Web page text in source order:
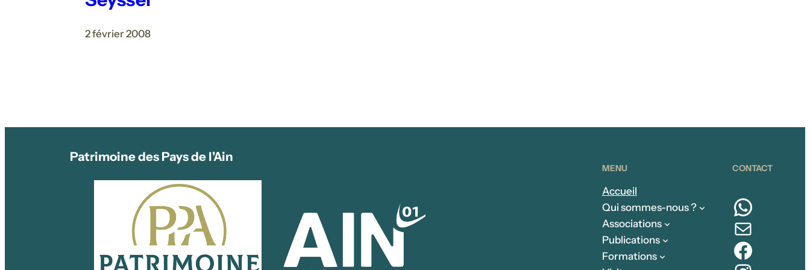
2 février 2008
Patrimoine des Pays de l'Ain
MENU
Accueil
Qui sommes-nous ?
Associations
Publications
Formations
CONTACT
E-mail